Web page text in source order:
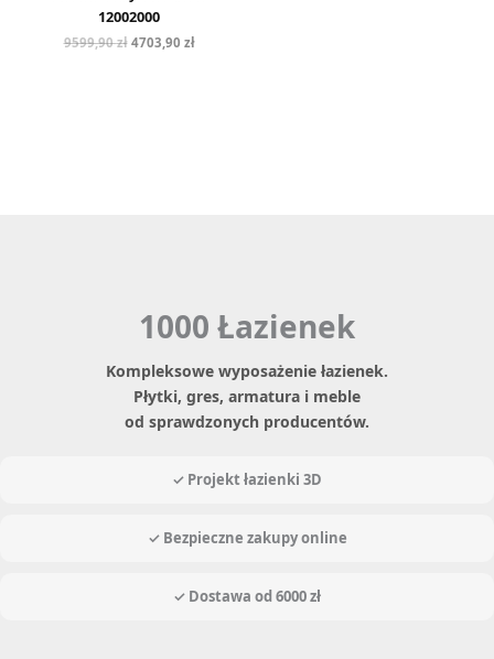
12002000
9599,90zł 4703,90 zł
1000 Łazienek
Kompleksowe wyposażenie łazienek.
Płytki, gres, armatura i meble
od sprawdzonych producentów.
✓ Projekt łazienki 3D
✓ Bezpieczne zakupy online
✓ Dostawa od 6000 zł